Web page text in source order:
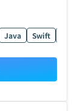
Java Swift